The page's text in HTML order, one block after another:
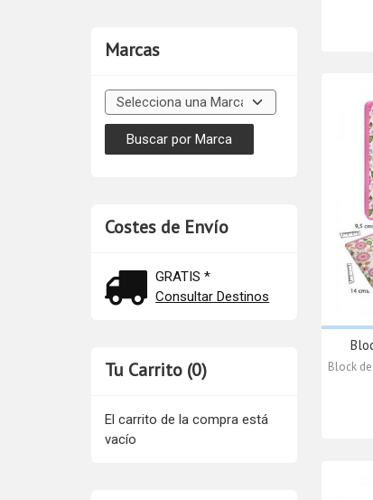
Marcas
Costes de Envío
GRATIS *
Consultar Destinos
Tu Carrito (0)
El carrito de la compra está
vacío
Block